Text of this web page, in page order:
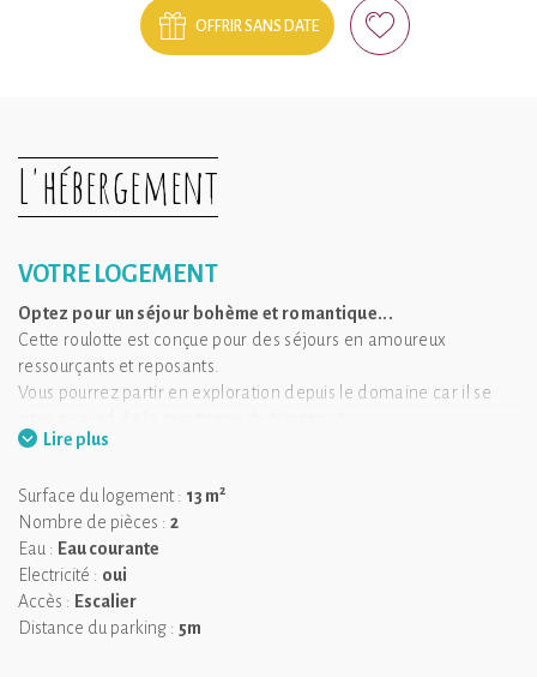
OFFRIR SANS DATE
L'hébergement
VOTRE LOGEMENT
Optez pour un séjour bohème et romantique...
Cette roulotte est conçue pour des séjours en amoureux
ressourçants et reposants.
Vous pourrez partir en exploration depuis le domaine car il se
Vous pourrez également vous détendre dans l'espace bien-être
Lire plus
Surface du logement : 13 m2
Nombre de pièces : 2
Eau : Eau courante
Electricité : oui
Accès : Escalier
Distance du parking : 5m